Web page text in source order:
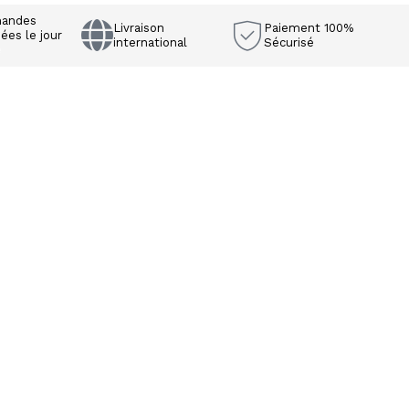
le jour
Livraison
international
Paiement 100%
Sécurisé